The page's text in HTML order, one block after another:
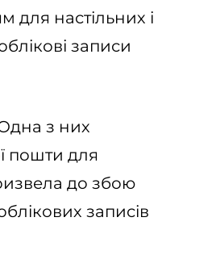
настільних і
записи
з них
пошти для
до збою
записів